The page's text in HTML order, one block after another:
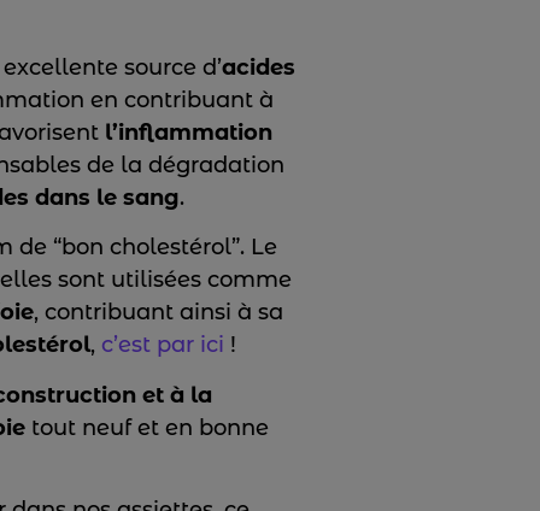
source d’acides
en contribuant à
l’inflammation
de la dégradation
dans le sang.
de “bon cholestérol”. Le
sont utilisées comme
, contribuant ainsi à sa
, c’est par ici !
et à la
tout neuf et en bonne